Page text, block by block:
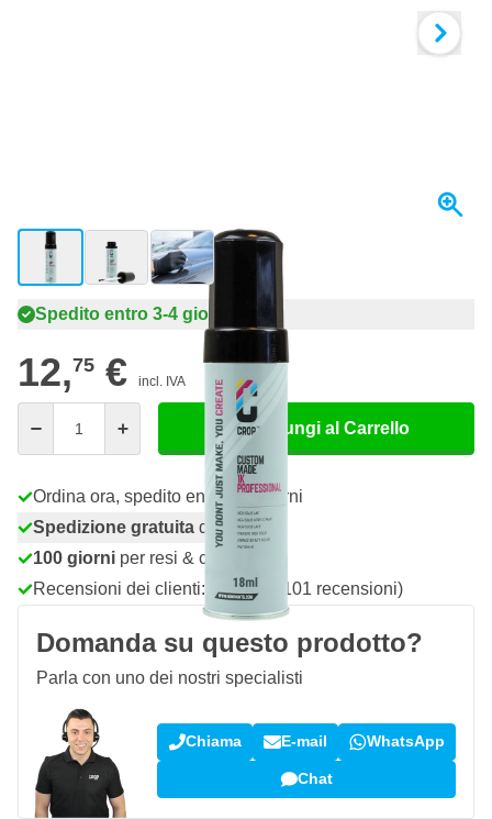
View larger imageView larger imageView larger image
Spedito entro 3-4 giorni
12,75 € incl. IVA
Aggiungi al Carrello
Ordina ora, spedito entro 3-4 giorni
Spedizione gratuita da 150,- €
100 giorni per resi & cambi
Recensioni dei clienti:
4,58/5 (7.101 recensioni)
Domanda su questo prodotto?
Parla con uno dei nostri specialisti
Chiama E-mail WhatsApp
Chat